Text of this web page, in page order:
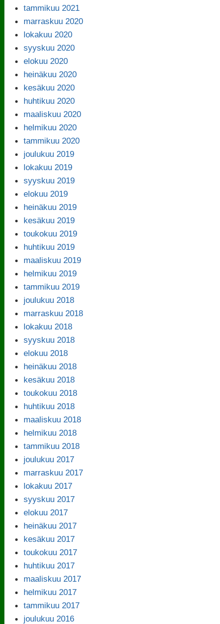
tammikuu 2021
marraskuu 2020
lokakuu 2020
syyskuu 2020
elokuu 2020
heinäkuu 2020
kesäkuu 2020
huhtikuu 2020
maaliskuu 2020
helmikuu 2020
tammikuu 2020
joulukuu 2019
lokakuu 2019
syyskuu 2019
elokuu 2019
heinäkuu 2019
kesäkuu 2019
toukokuu 2019
huhtikuu 2019
maaliskuu 2019
helmikuu 2019
tammikuu 2019
joulukuu 2018
marraskuu 2018
lokakuu 2018
syyskuu 2018
elokuu 2018
heinäkuu 2018
kesäkuu 2018
toukokuu 2018
huhtikuu 2018
maaliskuu 2018
helmikuu 2018
tammikuu 2018
joulukuu 2017
marraskuu 2017
lokakuu 2017
syyskuu 2017
elokuu 2017
heinäkuu 2017
kesäkuu 2017
toukokuu 2017
huhtikuu 2017
maaliskuu 2017
helmikuu 2017
tammikuu 2017
joulukuu 2016